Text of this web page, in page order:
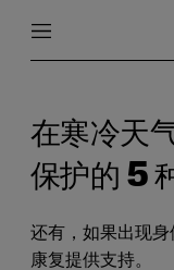
在寒冷天
保护的 5
还有，如果出现
康复提供支持。